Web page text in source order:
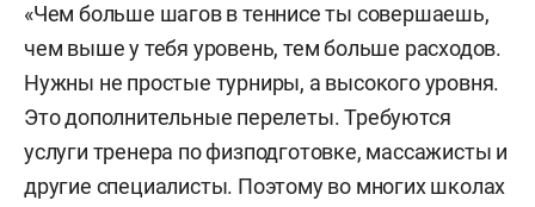
«Чем больше шагов в теннисе ты совершаешь,
чем выше у тебя уровень, тем больше расходов.
Нужны не простые турниры, а высокого уровня.
Это дополнительные перелеты. Требуются
услуги тренера по физподготовке, массажисты и
другие специалисты. Поэтому во многих школах